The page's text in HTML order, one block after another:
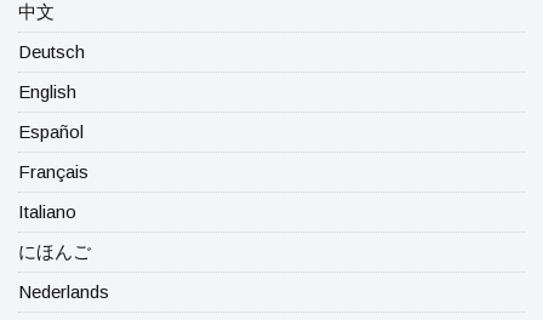
中文
Deutsch
English
Español
Français
Italiano
にほんご
Nederlands